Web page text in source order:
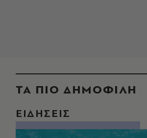
ΤΑ ΠΙΟ ΔΗΜΟΦΙΛΗ
ΕΙΔΗΣΕΙΣ